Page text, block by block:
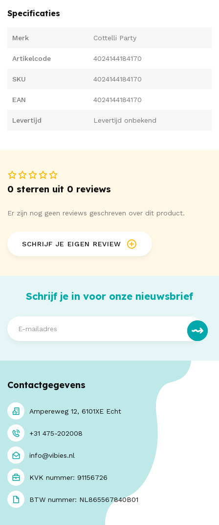
Nauwsluitend en extra comfortabel om te dragen.
Specificaties
Merk Cottelli Party
Artikelcode 4024144184170
SKU 4024144184170
EAN 4024144184170
Levertijd Levertijd onbekend
0 sterren uit 0 reviews
Er zijn nog geen reviews geschreven over dit product.
SCHRIJF JE EIGEN REVIEW
Schrijf je in voor onze nieuwsbrief
Contactgegevens
Ampereweg 12, 6101XE Echt
+31 475-202008
info@vibies.nl
KVK nummer: 91156726
BTW nummer: NL865567840B01